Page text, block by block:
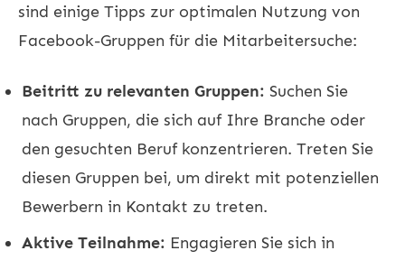
sind einige Tipps zur optimalen Nutzung von
Facebook-Gruppen für die Mitarbeitersuche:
Beitritt zu relevanten Gruppen: Suchen Sie
nach Gruppen, die sich auf Ihre Branche oder
den gesuchten Beruf konzentrieren. Treten Sie
diesen Gruppen bei, um direkt mit potenziellen
Bewerbern in Kontakt zu treten.
Aktive Teilnahme: Engagieren Sie sich in